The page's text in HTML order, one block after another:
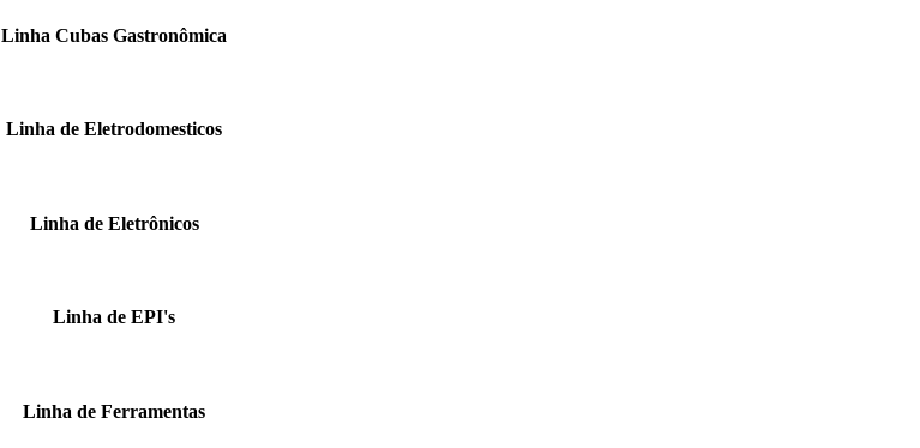
Linha Cubas Gastronômica
Linha de Eletrodomesticos
Linha de Eletrônicos
Linha de EPI's
Linha de Ferramentas